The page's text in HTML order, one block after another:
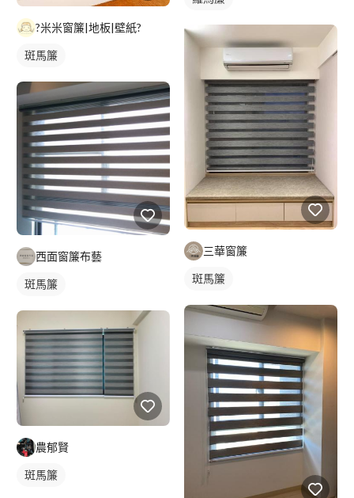
?米米窗簾|地板|壁紙?
斑馬簾
西面窗簾布藝
斑馬簾
農郁賢
斑馬簾
三華窗簾
斑馬簾